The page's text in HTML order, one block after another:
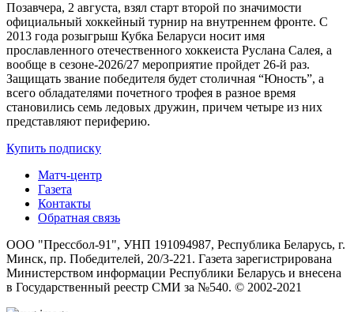
Позавчера, 2 августа, взял старт второй по значимости
официальный хоккейный турнир на внутреннем фронте. C
2013 года розыгрыш Кубка Беларуси носит имя
прославленного отечественного хоккеиста Руслана Салея, а
вообще в сезоне-2026/27 мероприятие пройдет 26-й раз.
Защищать звание победителя будет столичная “Юность”, а
всего обладателями почетного трофея в разное время
становились семь ледовых дружин, причем четыре из них
представляют периферию.
Купить подписку
Матч-центр
Газета
Контакты
Обратная связь
ООО "Прессбол-91", УНП 191094987, Республика Беларусь, г.
Минск, пр. Победителей, 20/3-221. Газета зарегистрирована
Министерством информации Республики Беларусь и внесена
в Государственный реестр СМИ за №540. © 2002-2021